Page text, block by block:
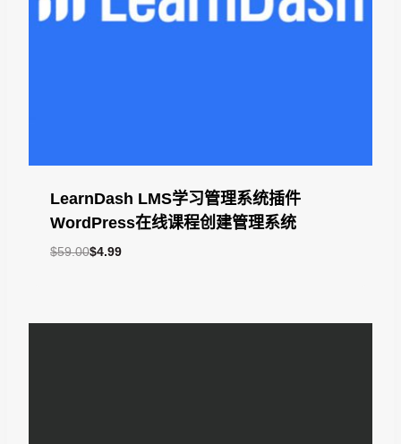
LearnDash LMS学习管理系统插件
WordPress在线课程创建管理系统
$59.00原
$4.99当
为：